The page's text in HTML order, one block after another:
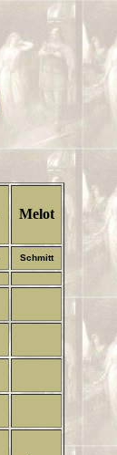
Melot
Schmitt